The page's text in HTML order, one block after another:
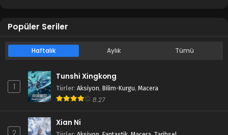
Blm 39 - Temmuz 14, 2025
Tales of Herding Gods 38.Bölüm izle
Tales of Herding Gods 37.Bölüm izle
Popüler Seriler
Haftalık Aylık Tümü
1
Tunshi Xingkong
Türler: Aksiyon, Bilim-Kurgu, Macera
8.27
Xian Ni